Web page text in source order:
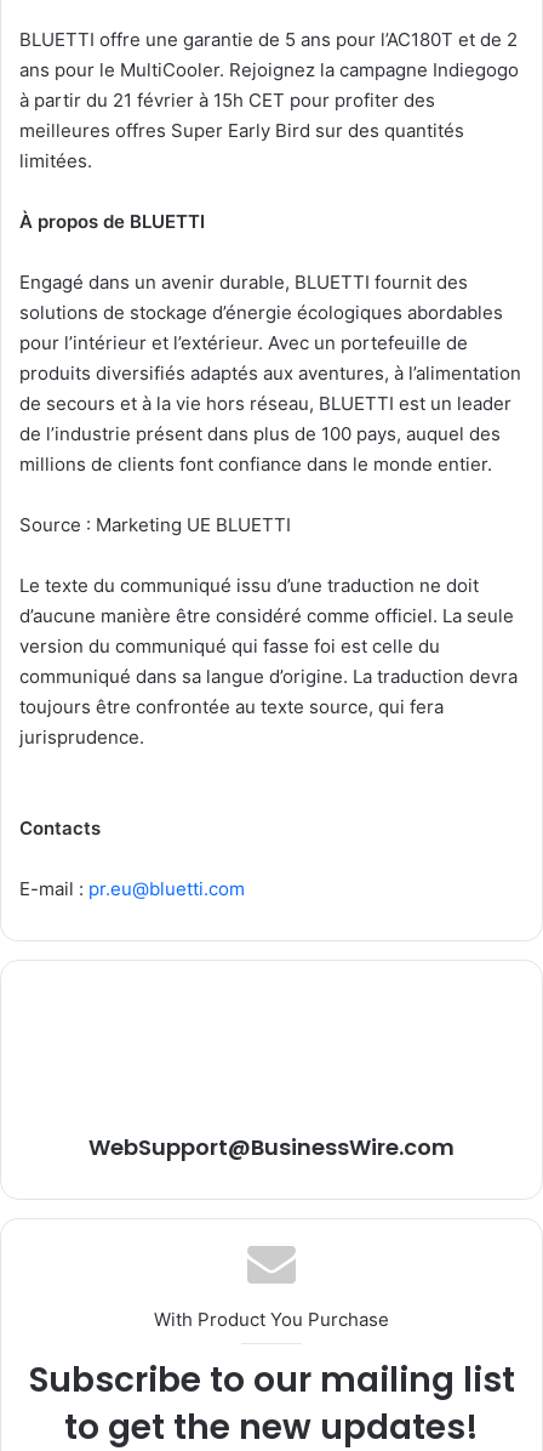
BLUETTI offre une garantie de 5 ans pour l’AC180T et de 2
ans pour le MultiCooler. Rejoignez la campagne Indiegogo
à partir du 21 février à 15h CET pour profiter des
meilleures offres Super Early Bird sur des quantités
limitées.
À propos de BLUETTI
Engagé dans un avenir durable, BLUETTI fournit des
solutions de stockage d’énergie écologiques abordables
pour l’intérieur et l’extérieur. Avec un portefeuille de
produits diversifiés adaptés aux aventures, à l’alimentation
de secours et à la vie hors réseau, BLUETTI est un leader
de l’industrie présent dans plus de 100 pays, auquel des
millions de clients font confiance dans le monde entier.
Source : Marketing UE BLUETTI
Le texte du communiqué issu d’une traduction ne doit
d’aucune manière être considéré comme officiel. La seule
version du communiqué qui fasse foi est celle du
communiqué dans sa langue d’origine. La traduction devra
toujours être confrontée au texte source, qui fera
jurisprudence.
Contacts
E-mail : pr.eu@bluetti.com
WebSupport@BusinessWire.com
With Product You Purchase
Subscribe to our mailing list
to get the new updates!